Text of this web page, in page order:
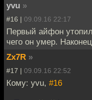
yvu »
#16 | 09.09.16 22:17
Первый айфон
чего он умер.
Zx7R »
#17 | 09.09.16 22:52
Кому: yvu, #16